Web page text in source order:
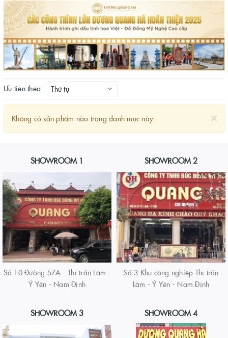
Ưu tiên theo: Thứ tự
×
Không có sản phẩm nào trong danh mục này.
SHOWROOM 1
Số 10 Đường 57A - Thị trấn Lâm -
Ý Yên - Nam Định
SHOWROOM 2
Số 3 Khu công nghiệp Thị trấn
Lâm - Ý Yên - Nam Định
SHOWROOM 3 SHOWROOM 4